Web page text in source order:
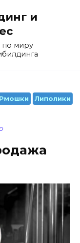
и
по миру
Липолики